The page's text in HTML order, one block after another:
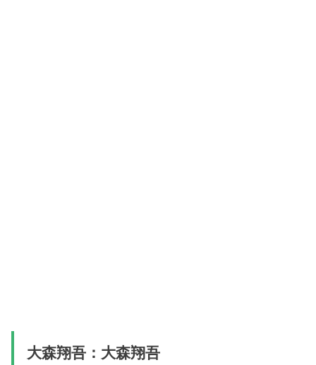
大森翔吾：大森翔吾